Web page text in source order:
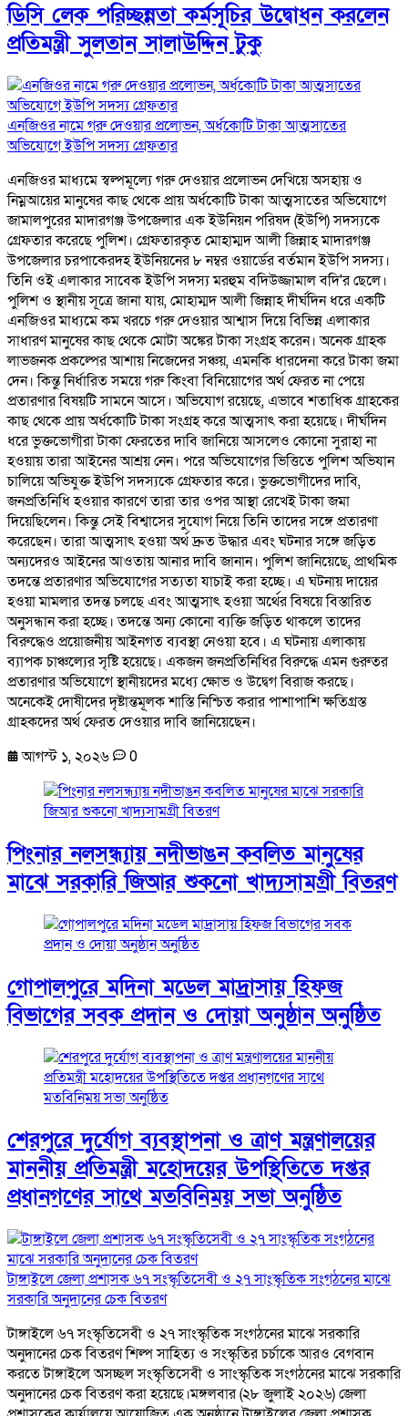
ডিসি লেক পরিচ্ছন্নতা কর্মসূচির উদ্বোধন করলেন
প্রতিমন্ত্রী সুলতান সালাউদ্দিন টুকু
এনজিওর নামে গরু দেওয়ার প্রলোভন, অর্ধকোটি টাকা আত্মসাতের
অভিযোগে ইউপি সদস্য গ্রেফতার
এনজিওর মাধ্যমে স্বল্পমূল্যে গরু দেওয়ার প্রলোভন দেখিয়ে অসহায় ও
নিম্নআয়ের মানুষের কাছ থেকে প্রায় অর্ধকোটি টাকা আত্মসাতের অভিযোগে
জামালপুরের মাদারগঞ্জ উপজেলার এক ইউনিয়ন পরিষদ (ইউপি) সদস্যকে
গ্রেফতার করেছে পুলিশ। গ্রেফতারকৃত মোহাম্মদ আলী জিন্নাহ মাদারগঞ্জ
উপজেলার চরপাকেরদহ ইউনিয়নের ৮ নম্বর ওয়ার্ডের বর্তমান ইউপি সদস্য।
তিনি ওই এলাকার সাবেক ইউপি সদস্য মরহুম বদিউজ্জামাল বদি'র ছেলে।
পুলিশ ও স্থানীয় সূত্রে জানা যায়, মোহাম্মদ আলী জিন্নাহ দীর্ঘদিন ধরে একটি
এনজিওর মাধ্যমে কম খরচে গরু দেওয়ার আশ্বাস দিয়ে বিভিন্ন এলাকার
সাধারণ মানুষের কাছ থেকে মোটা অঙ্কের টাকা সংগ্রহ করেন। অনেক গ্রাহক
লাভজনক প্রকল্পের আশায় নিজেদের সঞ্চয়, এমনকি ধারদেনা করে টাকা জমা
দেন। কিন্তু নির্ধারিত সময়ে গরু কিংবা বিনিয়োগের অর্থ ফেরত না পেয়ে
প্রতারণার বিষয়টি সামনে আসে। অভিযোগ রয়েছে, এভাবে শতাধিক গ্রাহকের
কাছ থেকে প্রায় অর্ধকোটি টাকা সংগ্রহ করে আত্মসাৎ করা হয়েছে। দীর্ঘদিন
ধরে ভুক্তভোগীরা টাকা ফেরতের দাবি জানিয়ে আসলেও কোনো সুরাহা না
হওয়ায় তারা আইনের আশ্রয় নেন। পরে অভিযোগের ভিত্তিতে পুলিশ অভিযান
চালিয়ে অভিযুক্ত ইউপি সদস্যকে গ্রেফতার করে। ভুক্তভোগীদের দাবি,
জনপ্রতিনিধি হওয়ার কারণে তারা তার ওপর আস্থা রেখেই টাকা জমা
দিয়েছিলেন। কিন্তু সেই বিশ্বাসের সুযোগ নিয়ে তিনি তাদের সঙ্গে প্রতারণা
করেছেন। তারা আত্মসাৎ হওয়া অর্থ দ্রুত উদ্ধার এবং ঘটনার সঙ্গে জড়িত
অন্যদেরও আইনের আওতায় আনার দাবি জানান। পুলিশ জানিয়েছে, প্রাথমিক
তদন্তে প্রতারণার অভিযোগের সত্যতা যাচাই করা হচ্ছে। এ ঘটনায় দায়ের
হওয়া মামলার তদন্ত চলছে এবং আত্মসাৎ হওয়া অর্থের বিষয়ে বিস্তারিত
অনুসন্ধান করা হচ্ছে। তদন্তে অন্য কোনো ব্যক্তি জড়িত থাকলে তাদের
বিরুদ্ধেও প্রয়োজনীয় আইনগত ব্যবস্থা নেওয়া হবে। এ ঘটনায় এলাকায়
ব্যাপক চাঞ্চল্যের সৃষ্টি হয়েছে। একজন জনপ্রতিনিধির বিরুদ্ধে এমন গুরুতর
প্রতারণার অভিযোগে স্থানীয়দের মধ্যে ক্ষোভ ও উদ্বেগ বিরাজ করছে।
অনেকেই দোষীদের দৃষ্টান্তমূলক শাস্তি নিশ্চিত করার পাশাপাশি ক্ষতিগ্রস্ত
গ্রাহকদের অর্থ ফেরত দেওয়ার দাবি জানিয়েছেন।
আগস্ট ১, ২০২৬
0
পিংনার নলসন্ধ্যায় নদীভাঙন কবলিত মানুষের
মাঝে সরকারি জিআর শুকনো খাদ্যসামগ্রী বিতরণ
গোপালপুরে মদিনা মডেল মাদ্রাসায় হিফজ
বিভাগের সবক প্রদান ও দোয়া অনুষ্ঠান অনুষ্ঠিত
শেরপুরে দুর্যোগ ব্যবস্থাপনা ও ত্রাণ মন্ত্রণালয়ের
মাননীয় প্রতিমন্ত্রী মহোদয়ের উপস্থিতিতে দপ্তর
প্রধানগণের সাথে মতবিনিময় সভা অনুষ্ঠিত
টাঙ্গাইলে জেলা প্রশাসক ৬৭ সংস্কৃতিসেবী ও ২৭ সাংস্কৃতিক সংগঠনের মাঝে
সরকারি অনুদানের চেক বিতরণ
টাঙ্গাইলে ৬৭ সংস্কৃতিসেবী ও ২৭ সাংস্কৃতিক সংগঠনের মাঝে সরকারি
অনুদানের চেক বিতরণ শিল্প সাহিত্য ও সংস্কৃতির চর্চাকে আরও বেগবান
করতে টাঙ্গাইলে অসচ্ছল সংস্কৃতিসেবী ও সাংস্কৃতিক সংগঠনের মাঝে সরকারি
অনুদানের চেক বিতরণ করা হয়েছে।মঙ্গলবার (২৮ জুলাই ২০২৬) জেলা